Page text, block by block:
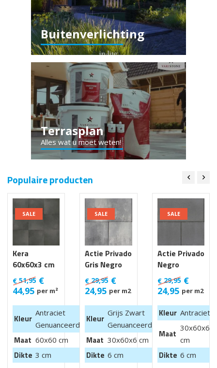
Buitenverlichting
Terrasplan
Alles wat u moet weten!
Populaire producten
Kera
60x60x3 cm
Luik
€ 51,95 €
44,95 per m²
SALE
Kleur
Antraciet
Genuanceerd
Maat 60x60 cm
Dikte 3 cm
Actie Privado
Gris Negro
30x60x6 cm
€ 29,95 €
24,95 per m2
SALE
Kleur
Grijs Zwart
Genuanceerd
Maat 30x60x6 cm
Dikte 6 cm
Actie Privado
Negro
30x60x6 cm
€29,95 €
24,95 per m2
SALE
Kleur Antraciet
Maat
30x60x6
cm
Dikte 6 cm